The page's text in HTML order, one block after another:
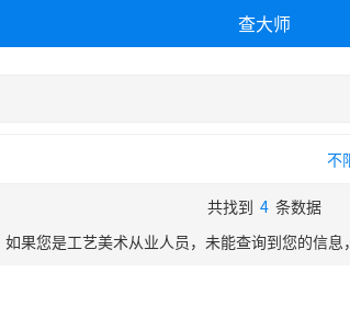
查大师
不
共找到 4 条数据
如果您是工艺美术从业人员，未能查询到您的信息